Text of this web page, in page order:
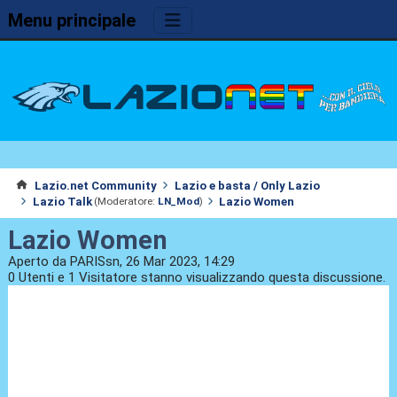
Menu principale
Lazio.net Community
Lazio e basta / Only Lazio
Lazio Talk (Moderatore: LN_Mod) Lazio Women
Lazio Women
Aperto da PARISsn, 26 Mar 2023, 14:29
0 Utenti e 1 Visitatore stanno visualizzando questa discussione.